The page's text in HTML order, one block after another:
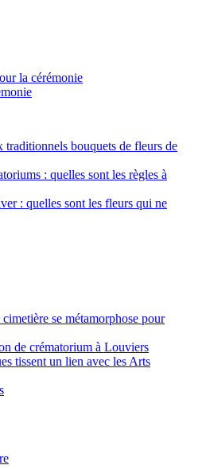
la cérémonie
traditionnels bouquets de fleurs de
: quelles sont les règles à
: quelles sont les fleurs qui ne
se métamorphose pour
de crématorium à Louviers
tissent un lien avec les Arts